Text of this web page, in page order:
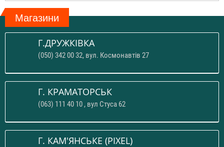
Магазини
Г.ДРУЖКІВКА
(050) 342 00 32, вул. Космонавтів 27
Г. КРАМАТОРСЬК
(063) 111 40 10 , вул Стуса 62
Г. КАМ'ЯНСЬКЕ (PIXEL)